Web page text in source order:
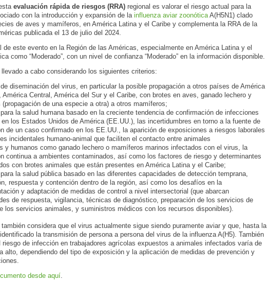
evaluación rápida de riesgos (RRA) regional es valorar el riesgo actual para la
con la introducción y expansión de la influenza aviar zoonóticaA(H5N1) clado
de aves y mamíferos, en América Latina y el Caribe y complementa la RRA de la
publicada el 13 de julio del 2024.
de este evento en la Región de las Américas, especialmente en América Latina y el
como “Moderado”, con un nivel de confianza “Moderado” en la información disponible.
a cabo considerando los siguientes criterios:
diseminación del virus, en particular la posible propagación a otros países de América
América Central, América del Sur y el Caribe, con brotes en aves, ganado lechero y
(propagación de una especie a otra) a otros mamíferos;
la salud humana basado en la creciente tendencia de confirmación de infecciones
en los Estados Unidos de América (EE.UU.), las incertidumbres en torno a la fuente de
de un caso confirmado en los EE.UU., la aparición de exposiciones a riesgos laborales
incidentales humano-animal que faciliten el contacto entre animales
y humanos como ganado lechero o mamíferos marinos infectados con el virus, la
continua a ambientes contaminados, así como los factores de riesgo y determinantes
con brotes animales que están presentes en América Latina y el Caribe;
la salud pública basado en las diferentes capacidades de detección temprana,
respuesta y contención dentro de la región, así como los desafíos en la
y adaptación de medidas de control a nivel intersectorial (que abarcan
de respuesta, vigilancia, técnicas de diagnóstico, preparación de los servicios de
los servicios animales, y suministros médicos con los recursos disponibles).
considera que el virus actualmente sigue siendo puramente aviar y que, hasta la
la transmisión de persona a persona del virus de la influenza A(H5). También
riesgo de infección en trabajadores agrícolas expuestos a animales infectados varía de
alto, dependiendo del tipo de exposición y la aplicación de medidas de prevención y
desde aquí.